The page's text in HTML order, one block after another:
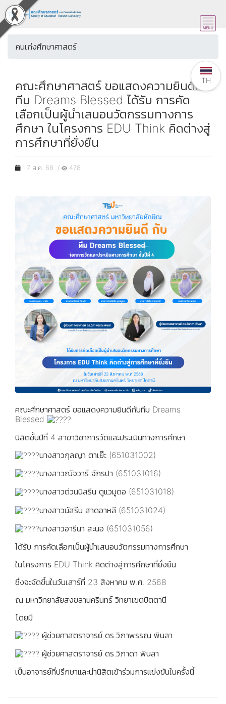
คนเก่งศึกษาศาสตร์
คณะศึกษาศาสตร์ ขอแสดงความยินดีกับ
ทีม Dreams Blessed ได้รับ การคัด
เลือกเป็นผู้นำเสนอนวัตกรรมทางการ
ศึกษา ในโครงการ EDU Think คิดต่างสู่
การศึกษาที่ยั่งยืน
7 ส.ค. 68 / 478
คณะศึกษาศาสตร์ ขอแสดงความยินดีกับทีม Dreams
Blessed
นิสิตชั้นปีที่ 4 สาขาวิชาการวัดและประเมินทางการศึกษา
นางสาวกุลญา ตาเย๊ะ (651031002)
นางสาวณัจวาร์ จักรปา (651031016)
นางสาวต่วนนิสรีน ตูแวมูดอ (651031018)
นางสาวนัสรีน สาดอาหลี (651031024)
นางสาวอารีนา สะนอ (651031056)
ได้รับ การคัดเลือกเป็นผู้นำเสนอนวัตกรรมทางการศึกษา
ในโครงการ EDU Think คิดต่างสู่การศึกษาที่ยั่งยืน
ซึ่งจะจัดขึ้นในวันเสาร์ที่ 23 สิงหาคม พ.ศ. 2568
ณ มหาวิทยาลัยสงขลานครินทร์ วิทยาเขตปัตตานี
โดยมี
ผู้ช่วยศาสตราจารย์ ดร.วิภาพรรณ พินลา
ผู้ช่วยศาสตราจารย์ ดร.วิภาดา พินลา
เป็นอาจารย์ที่ปรึกษาและนำนิสิตเข้าร่วมการแข่งขันในครั้งนี้
TH